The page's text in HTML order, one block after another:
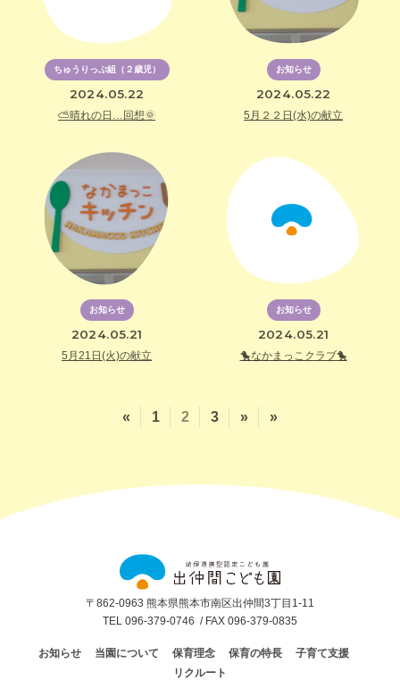
ちゅうりっぷ組（２歳児）
2024.05.22
⛅晴れの日…回想🌞
お知らせ
2024.05.22
5月２２日(水)の献立
お知らせ
2024.05.21
5月21日(火)の献立
お知らせ
2024.05.21
🐤なかまっこクラブ🐤
« 1 2 3 » »
出
仲
間
ど
園
〒862-0963 熊本県熊本市南区出仲間3丁目1-11
TEL 096-379-0746 / FAX 096-379-0835
お知らせ 当園について 保育理念 保育の特長
子育て支援
リクルート